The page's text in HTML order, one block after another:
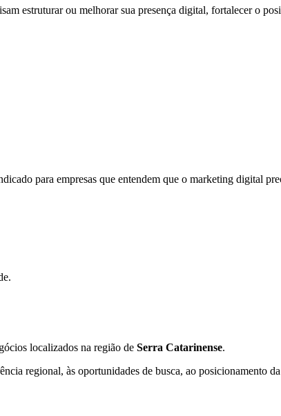
estruturar ou melhorar sua presença digital, fortalecer o
para empresas que entendem que o marketing digital
localizados na região de Serra Catarinense.
regional, às oportunidades de busca, ao posicionamento